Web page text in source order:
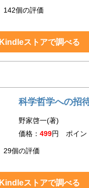
142個の評価
Kindleストアで調べる
科学哲学への招
野家啓一(著)
価格： 499円 ポイン
29個の評価
Kindleストアで調べる